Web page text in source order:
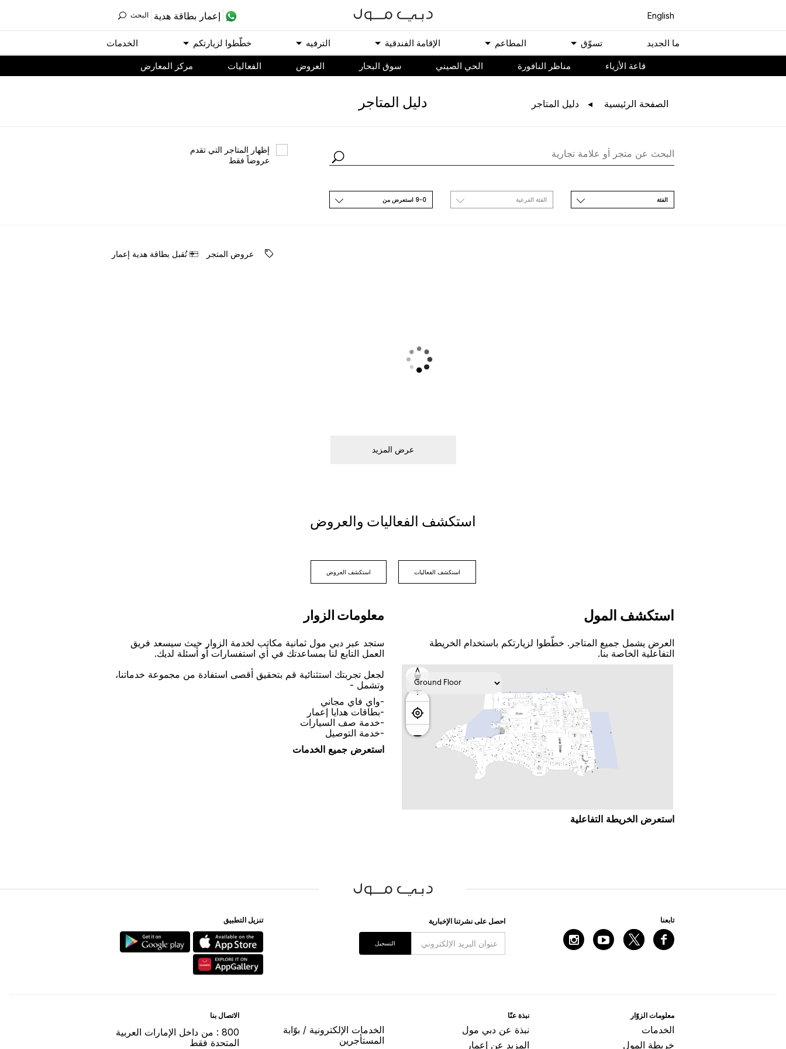
English ﺇﻋﻤﺎﺭ ﺑﻄﺎﻗﺔ ﻫﺪﻳﺔ اﻟﺒﺤﺚ
ﻣﺎ اﻟﺠﺪﻳﺪ ﺗﺴﻮّﻕ اﻟﻤﻄﺎﻋﻢ اﻹﻗﺎﻣﺔ اﻟﻔﻨﺪﻗﻴﺔ اﻟﺘﺮﻓﻴﻪ ﺧﻄّﻄﻮا ﻟﺰﻳﺎﺭﺗﻜﻢ اﻟﺨﺪﻣﺎﺕ
ﻗﺎﻋﺔ اﻷﺯﻳﺎء مناظر النافورة الحي الصيني سوق البحار اﻟﻌﺮﻭﺽ اﻟﻔﻌﺎﻟﻴﺎﺕ مركز المعارض
اﻟﺼﻔﺤﺔ اﻟﺮﺋﻴﺴﻴﺔ ﺩﻟﻴﻞ اﻟﻤﺘﺎﺟﺮ ﺩﻟﻴﻞ اﻟﻤﺘﺎﺟﺮ
ﺇﻇﻬﺎﺭ اﻟﻤﺘﺎﺟﺮ اﻟﺘﻲ ﺗﻘﺪﻡ
ﻋﺮﻭﺿﺎً ﻓﻘﻂ
اﻟﻔﺌﺔ اﻟﻔﺌﺔ اﻟﻔﺮﻋﻴﺔ 9-0 اﺳﺘﻌﺮﺽ ﻣﻦ
ﻋﺮﻭﺽ اﻟﻤﺘﺠﺮ ﺗُﻘﺒﻞ ﺑﻄﺎﻗﺔ ﻫﺪﻳﺔ ﺇﻋﻤﺎﺭ
ﻋﺮﺽ اﻟﻤﺰﻳﺪ
اﺳﺘﻜﺸﻒ اﻟﻔﻌﺎﻟﻴﺎﺕ ﻭاﻟﻌﺮﻭﺽ
اﺳﺘﻜﺸﻒ اﻟﻔﻌﺎﻟﻴﺎﺕ اﺳﺘﻜﺸﻒ اﻟﻌﺮﻭﺽ
اﺳﺘﻜﺸﻒ اﻟﻤﻮﻝ
اﻟﻌﺮﺽ ﻳﺸﻤﻞ ﺟﻤﻴﻊ اﻟﻤﺘﺎﺟﺮ. ﺧﻄّﻄﻮا ﻟﺰﻳﺎﺭﺗﻜﻢ ﺑﺎﺳﺘﺨﺪاﻡ اﻟﺨﺮﻳﻄﺔ
اﻟﺘﻔﺎﻋﻠﻴﺔ اﻟﺨﺎﺻﺔ ﺑﻨﺎ.
اﺳﺘﻌﺮﺽ اﻟﺨﺮﻳﻄﺔ اﻟﺘﻔﺎﻋﻠﻴﺔ
ﻣﻌﻠﻮﻣﺎﺕ اﻟﺰﻭاﺭ
ﺳﺘﺠﺪ ﻋﺒﺮ ﺩﺑﻲ ﻣﻮﻝ ﺛﻤﺎﻧﻴﺔ ﻣﻜﺎﺗﺐ ﻟﺨﺪﻣﺔ اﻟﺰﻭاﺭ ﺣﻴﺚ ﺳﻴﺴﻌﺪ ﻓﺮﻳﻖ
اﻟﻌﻤﻞ اﻟﺘﺎﺑﻊ ﻟﻨﺎ ﺑﻤﺴﺎﻋﺪﺗﻚ ﻓﻲ ﺃﻱ اﺳﺘﻔﺴﺎﺭاﺕ ﺃﻭ ﺃﺳﺌﻠﺔ ﻟﺪﻳﻚ.
ﻟﺠﻌﻞ ﺗﺠﺮﺑﺘﻚ اﺳﺘﺜﻨﺎﺋﻴﺔ ﻗﻢ ﺑﺘﺤﻘﻴﻖ ﺃﻗﺼﻰ اﺳﺘﻔﺎﺩﺓ ﻣﻦ ﻣﺠﻤﻮﻋﺔ ﺧﺪﻣﺎﺗﻨﺎ،
ﻭﺗﺸﻤﻞ -
-ﻭاﻱ ﻓﺎﻱ ﻣﺠﺎﻧﻲ
-ﺑﻄﺎﻗﺎﺕ ﻫﺪاﻳﺎ ﺇﻋﻤﺎﺭ
-ﺧﺪﻣﺔ ﺻﻒ اﻟﺴﻴﺎﺭاﺕ
-ﺧﺪﻣﺔ اﻟﺘﻮﺻﻴﻞ
اﺳﺘﻌﺮﺽ ﺟﻤﻴﻊ اﻟﺨﺪﻣﺎﺕ
ﺗﺎﺑﻌﻨﺎ اﺣﺼﻞ ﻋﻠﻰ ﻧﺸﺮﺗﻨﺎ اﻹﺧﺒﺎﺭﻳﺔ
اﻟﺘﺴﺠﻴﻞ
ﺗﻨﺰﻳﻞ اﻟﺘﻄﺒﻴﻖ
ﻣﻌﻠﻮﻣﺎﺕ اﻟﺰﻭّاﺭ
اﻟﺨﺪﻣﺎﺕ
ﺧﺮﻳﻄﺔ اﻟﻤﻮﻝ
ﻧﺒﺬﺓ ﻋﻨّﺎ
ﻧﺒﺬﺓ ﻋﻦ ﺩﺑﻲ ﻣﻮﻝ
المزيد عن إعمار
اﻟﺨﺪﻣﺎﺕ اﻹﻟﻜﺘﺮﻭﻧﻴﺔ / ﺑﻮّاﺑﺔ
اﻟﻤﺴﺘﺄﺟﺮﻳﻦ
اﻻﺗﺼﺎﻝ ﺑﻨﺎ
800 : ﻣﻦ ﺩاﺧﻞ اﻹﻣﺎﺭاﺕ اﻟﻌﺮﺑﻴﺔ
اﻟﻤﺘﺤﺪﺓ ﻓﻘﻂ